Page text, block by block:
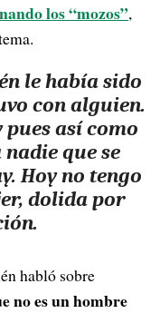
los “mozos”,
le había sido
con alguien.
pues así como
que se
Hoy no tengo
dolida por
habló sobre
no es un hombre